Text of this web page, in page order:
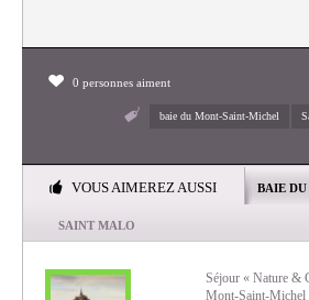
0 personnes aiment
baie du Mont-Saint-Michel
VOUS AIMEREZ AUSSI BAIE
SAINT MALO
Séjour « Nature &
Mont-Saint-Michel